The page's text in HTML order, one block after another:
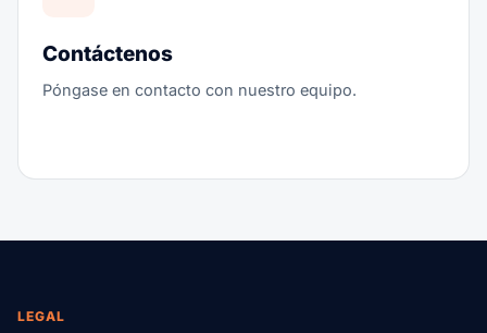
Contáctenos
Póngase en contacto con nuestro equipo.
LEGAL